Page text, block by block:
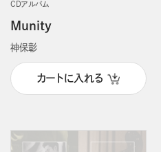
CDアルバム
Munity
神保彰
カートに入れる